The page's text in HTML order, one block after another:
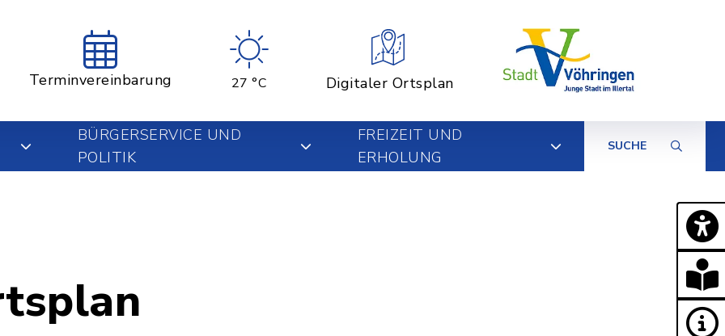
Terminvereinbarung 27 °C Digitaler Ortsplan
BÜRGERSERVICE UND
POLITIK
FREIZEIT UND
ERHOLUNG
SUCHE